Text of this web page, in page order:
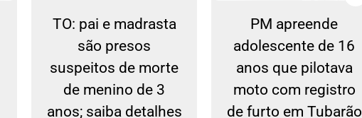
TO: pai e madrasta
são presos
suspeitos de morte
de menino de 3
anos; saiba detalhes
PM apreende
adolescente de 16
anos que pilotava
moto com registro
de furto em Tubarão